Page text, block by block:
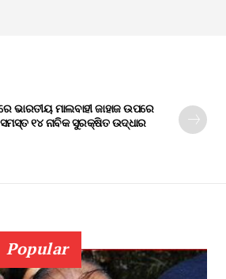
ଭାରତୀୟ ମାଲବାହୀ ଜାହାଜ ଉପରେ
୧୪ ନାବିକ ସୁରକ୍ଷିତ ଉଦ୍ଧାର
Popular